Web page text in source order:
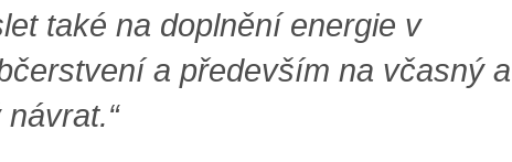
také na doplnění energie v
a především na včasný a